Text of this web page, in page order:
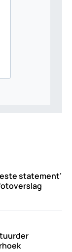
statement’